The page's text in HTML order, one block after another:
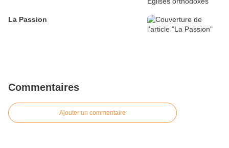
La Passion
Commentaires
Ajouter un commentaire